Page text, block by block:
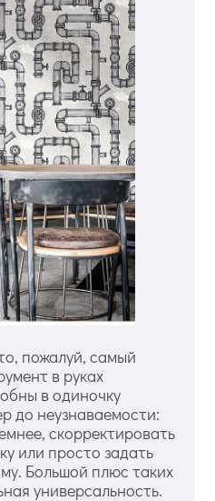
пожалуй, самый
в руках
в одиночку
до неузнаваемости:
скорректировать
или просто задать
Большой плюс таких
универсальность.